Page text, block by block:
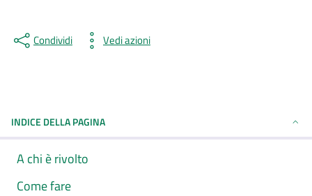
Condividi Vedi azioni
INDICE DELLA PAGINA
A chi è rivolto
Come fare